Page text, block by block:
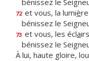
bénissez le
72 et vous, la lumiè
bénissez le
73 et vous, les écla
bénissez le
À lui, haute gloire,